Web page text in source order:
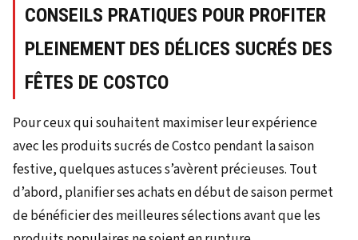
CONSEILS PRATIQUES POUR PROFITER
PLEINEMENT DES DÉLICES SUCRÉS DES
FÊTES DE COSTCO
Pour ceux qui souhaitent maximiser leur expérience
avec les produits sucrés de Costco pendant la saison
festive, quelques astuces s’avèrent précieuses. Tout
d’abord, planifier ses achats en début de saison permet
de bénéficier des meilleures sélections avant que les